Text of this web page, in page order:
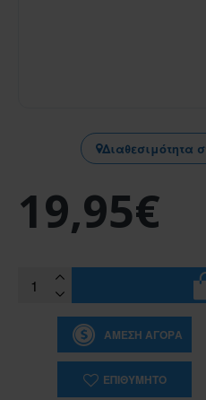
Διαθεσιμότητα
19,95€
ΆΜΕΣΗ ΑΓΟΡΆ
ΕΠΙΘΥΜΗΤΌ